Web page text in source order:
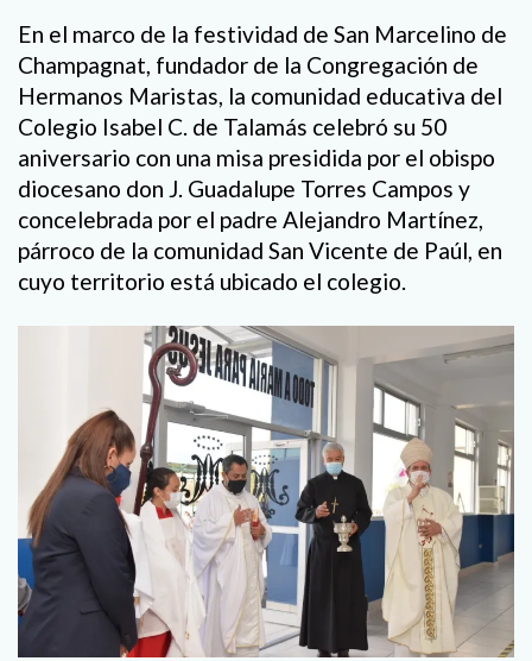
En el marco de la festividad de San Marcelino de
Champagnat, fundador de la Congregación de
Hermanos Maristas, la comunidad educativa del
Colegio Isabel C. de Talamás celebró su 50
aniversario con una misa presidida por el obispo
diocesano don J. Guadalupe Torres Campos y
concelebrada por el padre Alejandro Martínez,
párroco de la comunidad San Vicente de Paúl, en
cuyo territorio está ubicado el colegio.